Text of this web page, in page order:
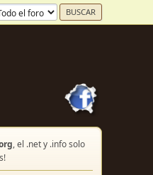
, el .net y .info solo